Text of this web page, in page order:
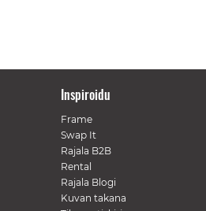
Inspiroidu
Frame
Swap It
Rajala B2B
Rental
Rajala Blogi
Kuvan takana